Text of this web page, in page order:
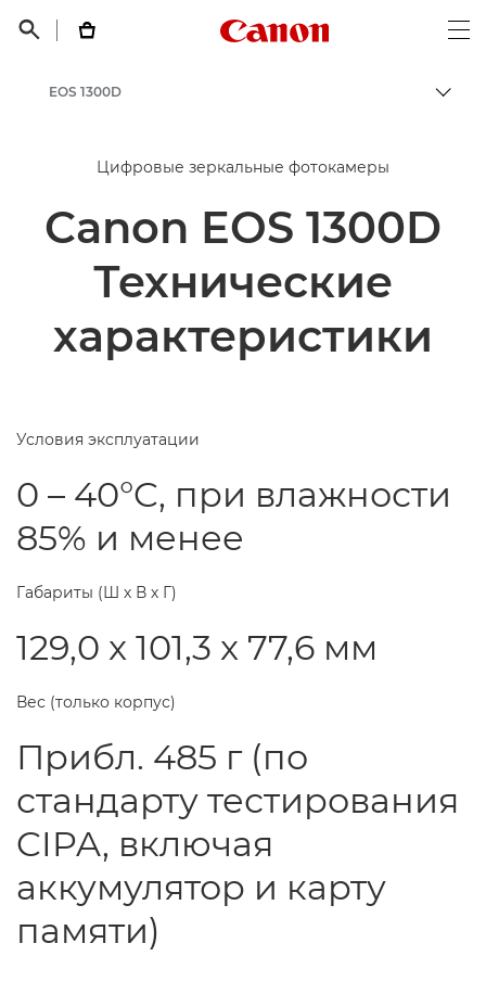
 
Canon Logo, back
EOS 1300D
Цифровые зеркальные фотокамеры
Canon EOS 1300D
Технические
характеристики
Условия эксплуатации
0 – 40°C, при влажности
85% и менее
Габариты (Ш х В х Г)
129,0 x 101,3 x 77,6 мм
Вес (только корпус)
Прибл. 485 г (по
стандарту тестирования
CIPA, включая
аккумулятор и карту
памяти)